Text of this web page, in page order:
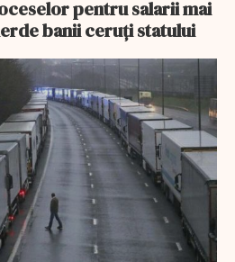
pentru salarii mai
banii ceruți statului